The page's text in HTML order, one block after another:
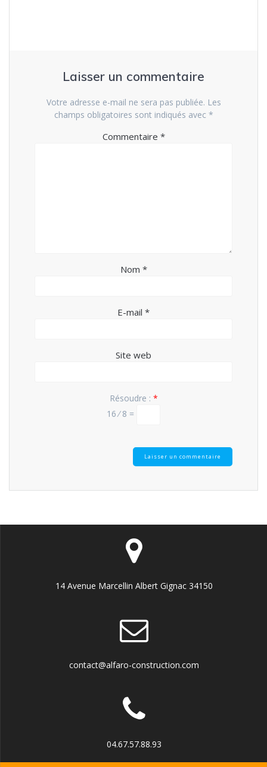
Laisser un commentaire
Votre adresse e-mail ne sera pas publiée. Les
champs obligatoires sont indiqués avec *
Commentaire *
Nom *
E-mail *
Site web
Résoudre : *
16 ⁄ 8 =
14 Avenue Marcellin Albert Gignac 34150
contact@alfaro-construction.com
04.67.57.88.93